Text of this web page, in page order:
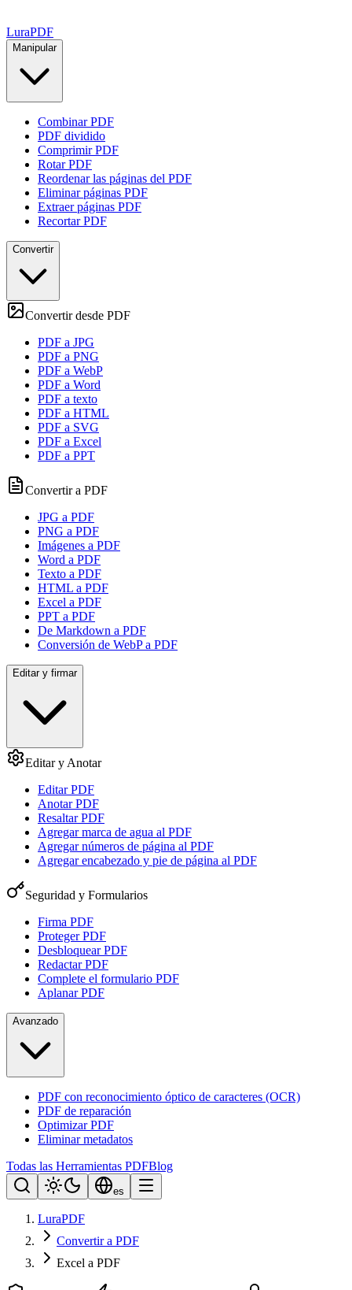
LuraPDF
Manipular
Combinar PDF
PDF dividido
Comprimir PDF
Rotar PDF
Reordenar las páginas del PDF
Eliminar páginas PDF
Extraer páginas PDF
Recortar PDF
Convertir
Convertir desde PDF
PDF a JPG
PDF a PNG
PDF a WebP
PDF a Word
PDF a texto
PDF a HTML
PDF a SVG
PDF a Excel
PDF a PPT
Convertir a PDF
JPG a PDF
PNG a PDF
Imágenes a PDF
Word a PDF
Texto a PDF
HTML a PDF
Excel a PDF
PPT a PDF
De Markdown a PDF
Conversión de WebP a PDF
Editar y firmar
Editar y Anotar
Editar PDF
Anotar PDF
Resaltar PDF
Agregar marca de agua al PDF
Agregar números de página al PDF
Agregar encabezado y pie de página al PDF
Seguridad y Formularios
Firma PDF
Proteger PDF
Desbloquear PDF
Redactar PDF
Complete el formulario PDF
Aplanar PDF
Avanzado
PDF con reconocimiento óptico de caracteres (OCR)
PDF de reparación
Optimizar PDF
Eliminar metadatos
Todas las Herramientas PDFBlog
es
LuraPDF
Convertir a PDF
Excel a PDF